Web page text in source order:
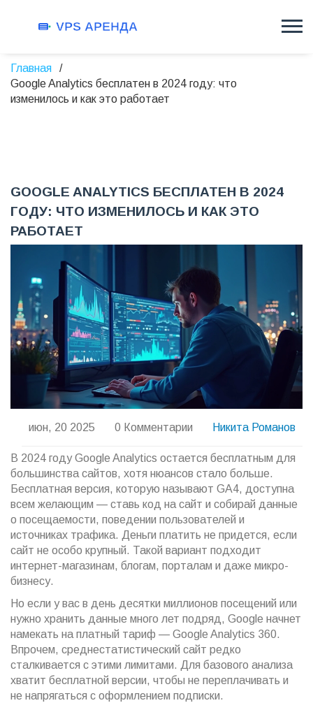
Главная
Google Analytics бесплатен в 2024 году: что
изменилось и как это работает
GOOGLE ANALYTICS БЕСПЛАТЕН В 2024
ГОДУ: ЧТО ИЗМЕНИЛОСЬ И КАК ЭТО
РАБОТАЕТ
июн, 20 2025 0 Комментарии Никита Романов
В 2024 году Google Analytics остается бесплатным для
большинства сайтов, хотя нюансов стало больше.
Бесплатная версия, которую называют GA4, доступна
всем желающим — ставь код на сайт и собирай данные
о посещаемости, поведении пользователей и
источниках трафика. Деньги платить не придется, если
сайт не особо крупный. Такой вариант подходит
интернет-магазинам, блогам, порталам и даже микро-
бизнесу.
Но если у вас в день десятки миллионов посещений или
нужно хранить данные много лет подряд, Google начнет
намекать на платный тариф — Google Analytics 360.
Впрочем, среднестатистический сайт редко
сталкивается с этими лимитами. Для базового анализа
хватит бесплатной версии, чтобы не переплачивать и
не напрягаться с оформлением подписки.